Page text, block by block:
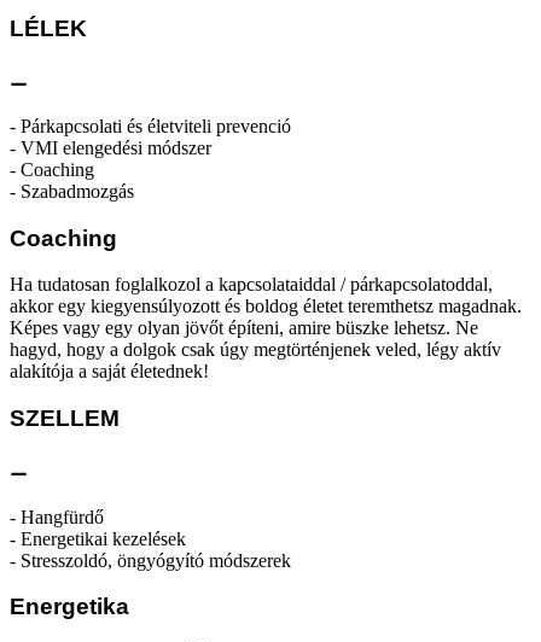
LÉLEK
⚊
- Párkapcsolati és életviteli prevenció
- VMI elengedési módszer
- Coaching
- Szabadmozgás
Coaching
Ha tudatosan foglalkozol a kapcsolataiddal / párkapcsolatoddal,
akkor egy kiegyensúlyozott és boldog életet teremthetsz magadnak.
Képes vagy egy olyan jövőt építeni, amire büszke lehetsz. Ne
hagyd, hogy a dolgok csak úgy megtörténjenek veled, légy aktív
alakítója a saját életednek!
SZELLEM
⚊
- Hangfürdő
- Energetikai kezelések
- Stresszoldó, öngyógyító módszerek
Energetika